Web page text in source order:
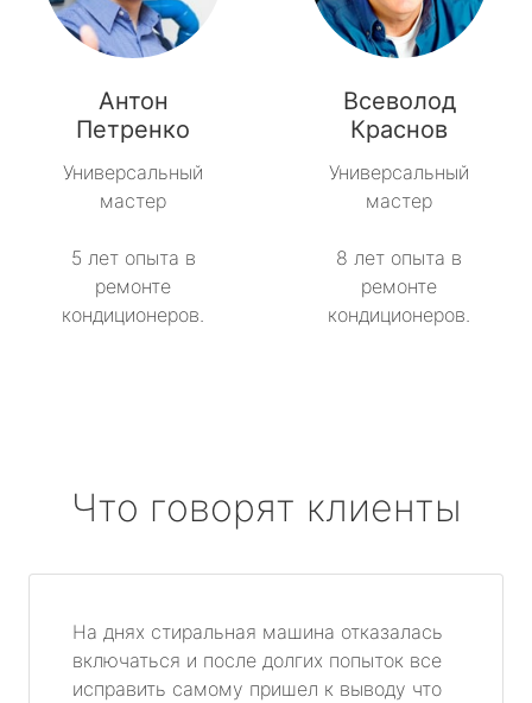
Антон
Петренко
Универсальный
мастер
5 лет опыта в
ремонте
кондиционеров.
Всеволод
Краснов
Универсальный
мастер
8 лет опыта в
ремонте
кондиционеров.
Что говорят клиенты
На днях стиральная машина отказалась
включаться и после долгих попыток все
исправить самому пришел к выводу что